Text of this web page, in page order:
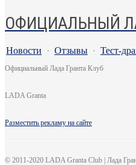
ОФИЦИАЛЬНЫЙ
Новости · Отзывы · Тест-
Официальный Лада Гранта Клуб
LADA Granta
Разместить рекламу на сайте
© 2011-2020 LADA Granta Club | Лада